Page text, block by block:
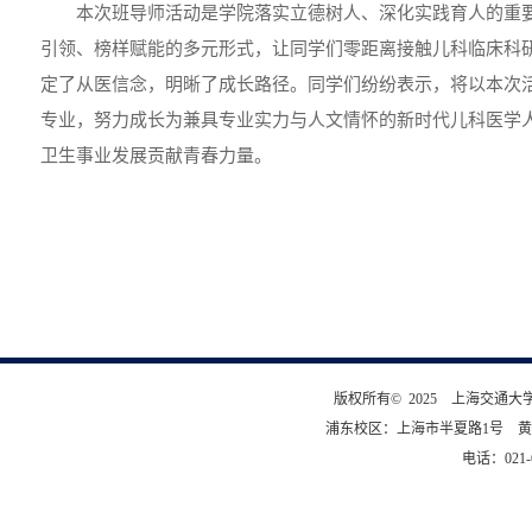
版权所有© 2025 上海交通大
浦东校区：上海市半夏路1号
电话：
本次班导师活动是学院落实立德树人、深化实践育人的重
引领、榜样赋能的多元形式，让同学们零距离接触儿科临床科
定了从医信念，明晰了成长路径。同学们纷纷表示，将以本次
专业，努力成长为兼具专业实力与人文情怀的新时代儿科医学
卫生事业发展贡献青春力量。